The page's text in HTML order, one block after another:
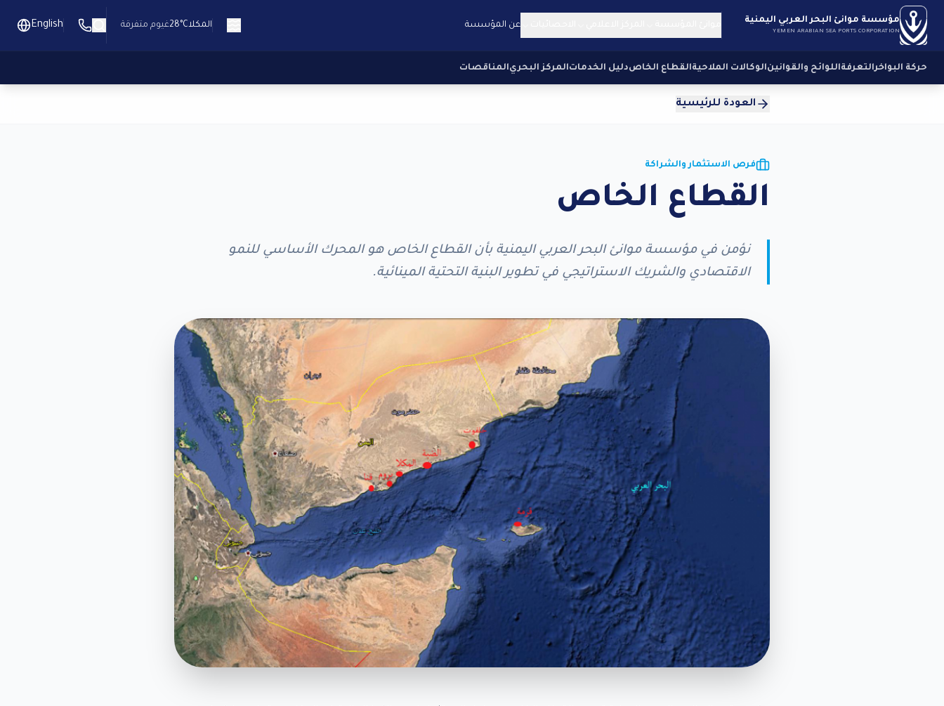
مؤسسة موانئ البحر العربي اليمنية
YEMEN ARABIAN SEA PORTS CORPORATION
عن المؤسسة المكلا28°Cغيوم متفرقة English
حركة البواخرالتعرفةاللوائح والقوانينالوكالات الملاحيةالقطاع الخاصدليل الخدماتالمركز البحريالمناقصات
العودة للرئيسية
فرص الاستثمار والشراكة
القطاع الخاص
نؤمن في مؤسسة موانئ البحر العربي اليمنية بأن القطاع الخاص هو المحرك الأساسي للنمو
الاقتصادي والشريك الاستراتيجي في تطوير البنية التحتية المينائية.